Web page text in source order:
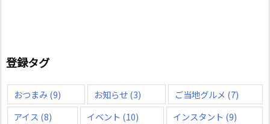
登録タグ
おつまみ(9) お知らせ(3) ご当地グルメ (7)
アイス (8) イベント (10) インスタント (9)